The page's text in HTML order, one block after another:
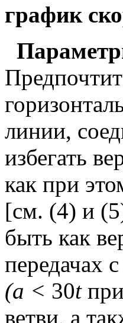
график
линии,
избегать
как при
[см. (4) и
быть как
передачах
(а < 30tпри
ветви, а